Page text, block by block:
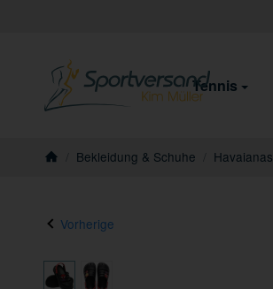
Tennis
Bekleidung & Schuhe Havaianas
Vorherige